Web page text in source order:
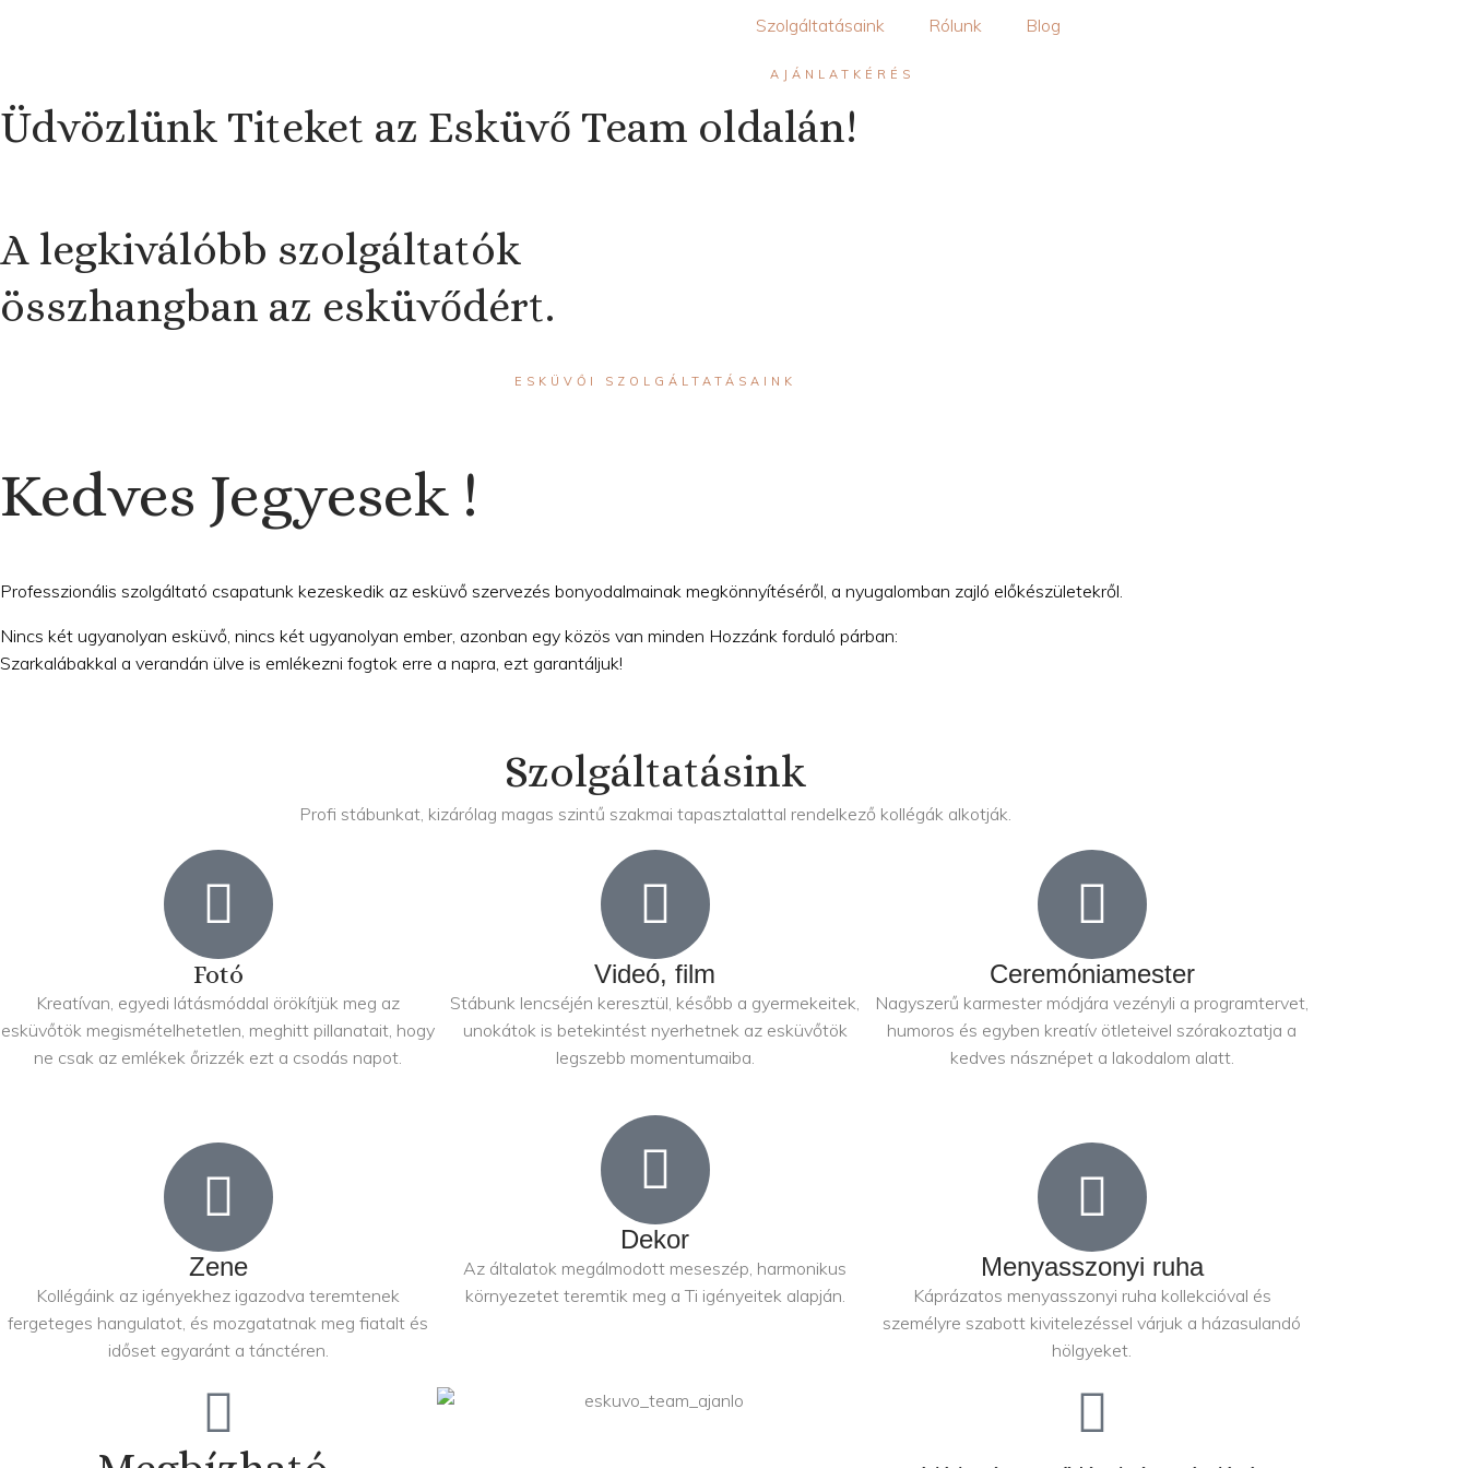
Szolgáltatásaink Rólunk Blog
AJÁNLATKÉRÉS
Üdvözlünk Titeket az Esküvő Team oldalán!
A legkiválóbb szolgáltatók
összhangban az esküvődért.
ESKÜVŐI SZOLGÁLTATÁSAINK
Kedves Jegyesek !
Professzionális szolgáltató csapatunk kezeskedik az esküvő szervezés bonyodalmainak megkönnyítéséről, a nyugalomban zajló előkészületekről.
Nincs két ugyanolyan esküvő, nincs két ugyanolyan ember, azonban egy közös van minden Hozzánk forduló párban:
Szarkalábakkal a verandán ülve is emlékezni fogtok erre a napra, ezt garantáljuk!
Szolgáltatásink
Profi stábunkat, kizárólag magas szintű szakmai tapasztalattal rendelkező kollégák alkotják.
Fotó
Kreatívan, egyedi látásmóddal örökítjük meg az
esküvőtök megismételhetetlen, meghitt pillanatait, hogy
ne csak az emlékek őrizzék ezt a csodás napot.
Zene
Kollégáink az igényekhez igazodva teremtenek
fergeteges hangulatot, és mozgatatnak meg fiatalt és
időset egyaránt a tánctéren.
Videó, film
Stábunk lencséjén keresztül, később a gyermekeitek,
unokátok is betekintést nyerhetnek az esküvőtök
legszebb momentumaiba.
Dekor
Az általatok megálmodott meseszép, harmonikus
környezetet teremtik meg a Ti igényeitek alapján.
Ceremóniamester
Nagyszerű karmester módjára vezényli a programtervet,
humoros és egyben kreatív ötleteivel szórakoztatja a
kedves násznépet a lakodalom alatt.
Menyasszonyi ruha
Káprázatos menyasszonyi ruha kollekcióval és
személyre szabott kivitelezéssel várjuk a házasulandó
hölgyeket.